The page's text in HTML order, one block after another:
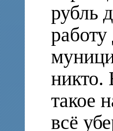
рубль
никто.
такое
всё